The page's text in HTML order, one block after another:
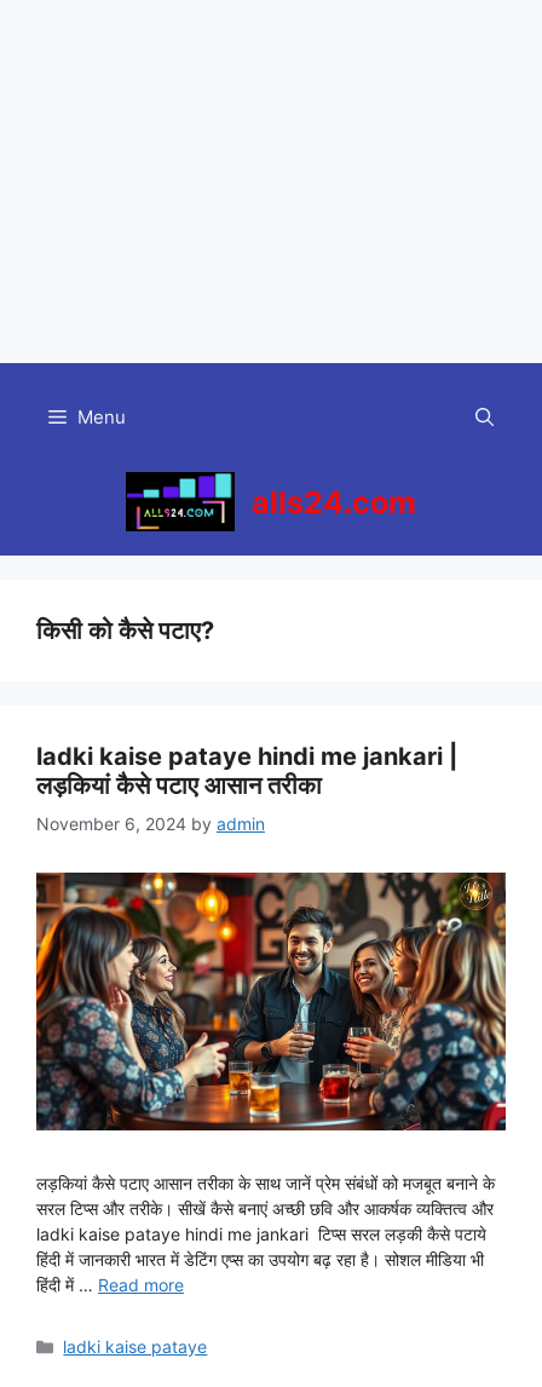
content
Menu
alls24.com
किसी को कैसे पटाए?
ladki kaise pataye hindi me jankari |
लड़कियां कैसे पटाए आसान तरीका
November 6, 2024 by admin
लड़कियां कैसे पटाए आसान तरीका के साथ जानें प्रेम संबंधों को मजबूत बनाने के
सरल टिप्स और तरीके। सीखें कैसे बनाएं अच्छी छवि और आकर्षक व्यक्तित्व और
ladki kaise pataye hindi me jankari टिप्स सरल लड़की कैसे पटाये
हिंदी में जानकारी भारत में डेटिंग एप्स का उपयोग बढ़ रहा है। सोशल मीडिया भी
हिंदी में … Read more
Categories
ladki kaise pataye